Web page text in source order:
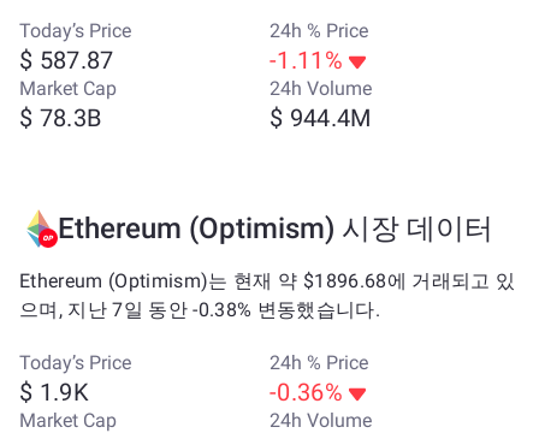
Today’s Price
$ 587.87
24h % Price
-1.11%
Market Cap
$ 78.3B
24h Volume
$ 944.4M
Ethereum (Optimism) 시장 데이터
Ethereum (Optimism)는 현재 약 $1896.68에 거래되고 있
으며, 지난 7일 동안 -0.38% 변동했습니다.
Today’s Price
$ 1.9K
24h % Price
-0.36%
Market Cap 24h Volume